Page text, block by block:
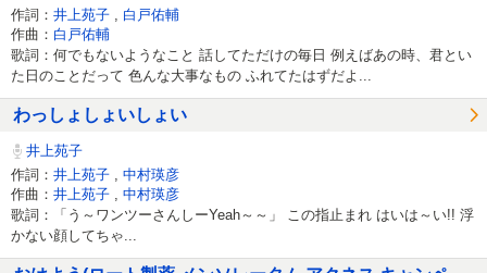
作詞： 井上苑子
白戸佑輔
作曲： 白戸佑輔
歌詞：何でもないようなこと 話してただけの毎日 例えばあの時、君とい
た日のことだって 色んな大事なもの ふれてたはずだよ...
わっしょしょいしょい
井上苑子
作詞： 井上苑子
中村瑛彦
作曲： 井上苑子 中村瑛彦
歌詞：「う～ワンツーさんしーYeah～～」 この指止まれ はいは～い!! 浮
かない顔してちゃ...